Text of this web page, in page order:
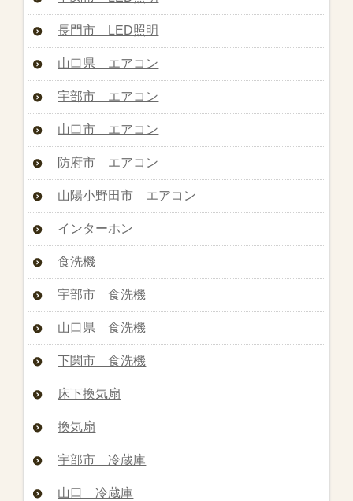
長門市 LED照明
山口県 エアコン
宇部市 エアコン
山口市 エアコン
防府市 エアコン
山陽小野田市 エアコン
インターホン
食洗機
宇部市 食洗機
山口県 食洗機
下関市 食洗機
床下換気扇
換気扇
宇部市 冷蔵庫
山口 冷蔵庫